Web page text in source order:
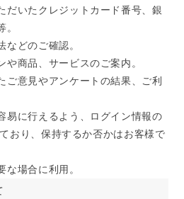
だいたクレジットカード番号、銀
。
などのご確認。
や商品、サービスのご案内。
ご意見やアンケートの結果、ご利
易に行えるよう、ログイン情報の
おり、保持するか否かはお客様で
な場合に利用。